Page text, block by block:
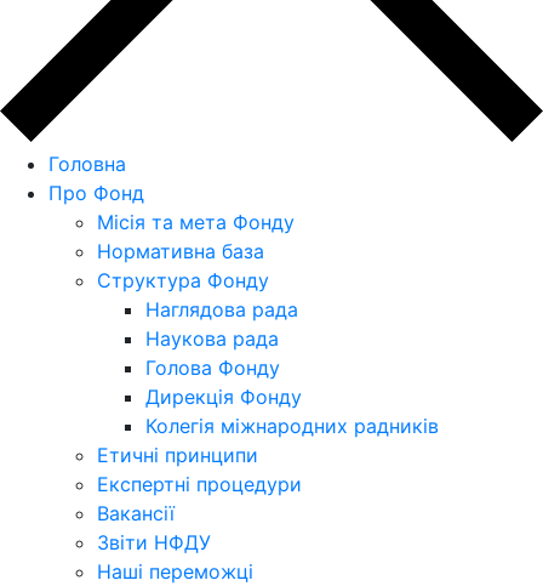
Головна
Про Фонд
Місія та мета Фонду
Нормативна база
Структура Фонду
Наглядова рада
Наукова рада
Голова Фонду
Дирекція Фонду
Колегія міжнародних радників
Етичні принципи
Експертні процедури
Вакансії
Звіти НФДУ
Наші переможці